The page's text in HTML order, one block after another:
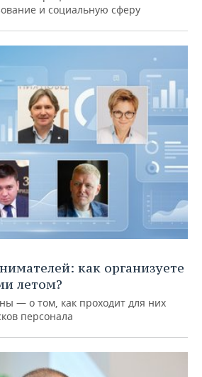
и социальную сферу
как организуете
летом?
— о том, как проходит для них
персонала